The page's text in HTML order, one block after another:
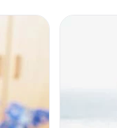
Carillas dentales